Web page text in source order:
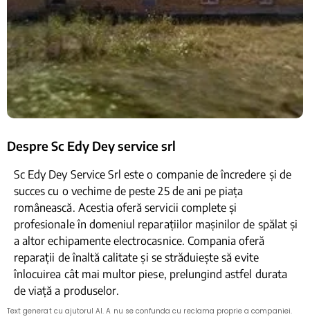
Despre Sc Edy Dey service srl
Sc Edy Dey Service Srl este o companie de încredere și de
succes cu o vechime de peste 25 de ani pe piața
românească. Acestia oferă servicii complete și
profesionale în domeniul reparațiilor mașinilor de spălat și
a altor echipamente electrocasnice. Compania oferă
reparații de înaltă calitate și se străduiește să evite
înlocuirea cât mai multor piese, prelungind astfel durata
de viață a produselor.
Text generat cu ajutorul AI. A nu se confunda cu reclama proprie a companiei.